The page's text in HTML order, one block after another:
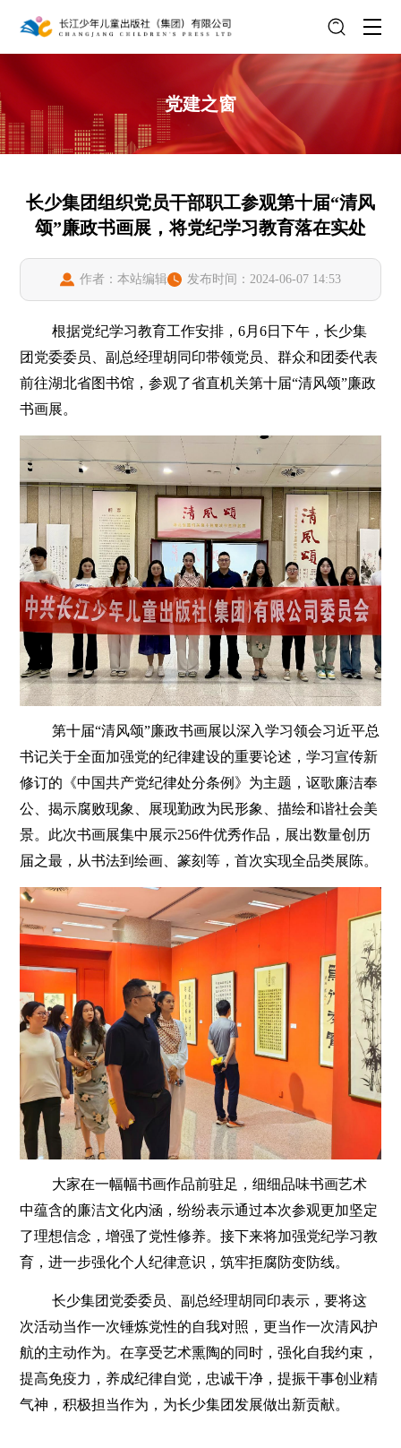
党建之窗
长少集团组织党员干部职工参观第十届“清风
颂”廉政书画展，将党纪学习教育落在实处
作者：本站编辑 发布时间：2024-06-07 14:53
根据党纪学习教育工作安排，6月6日下午，长少集
团党委委员、副总经理胡同印带领党员、群众和团委代表
前往湖北省图书馆，参观了省直机关第十届“清风颂”廉政
书画展。
第十届“清风颂”廉政书画展以深入学习领会习近平总
书记关于全面加强党的纪律建设的重要论述，学习宣传新
修订的《中国共产党纪律处分条例》为主题，讴歌廉洁奉
公、揭示腐败现象、展现勤政为民形象、描绘和谐社会美
景。此次书画展集中展示256件优秀作品，展出数量创历
届之最，从书法到绘画、篆刻等，首次实现全品类展陈。
大家在一幅幅书画作品前驻足，细细品味书画艺术
中蕴含的廉洁文化内涵，纷纷表示通过本次参观更加坚定
了理想信念，增强了党性修养。接下来将加强党纪学习教
育，进一步强化个人纪律意识，筑牢拒腐防变防线。
长少集团党委委员、副总经理胡同印表示，要将这
次活动当作一次锤炼党性的自我对照，更当作一次清风护
航的主动作为。在享受艺术熏陶的同时，强化自我约束，
提高免疫力，养成纪律自觉，忠诚干净，提振干事创业精
气神，积极担当作为，为长少集团发展做出新贡献。